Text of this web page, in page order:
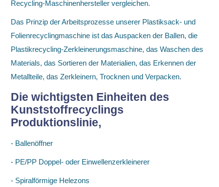
Recycling-Maschinenhersteller vergleichen.
Das Prinzip der Arbeitsprozesse unserer Plastiksack- und
Folienrecyclingmaschine ist das Auspacken der Ballen, die
Plastikrecycling-Zerkleinerungsmaschine, das Waschen des
Materials, das Sortieren der Materialien, das Erkennen der
Metallteile, das Zerkleinern, Trocknen und Verpacken.
Die wichtigsten Einheiten des
Kunststoffrecyclings
Produktionslinie,
- Ballenöffner
- PE/PP Doppel- oder Einwellenzerkleinerer
- Spiralförmige Helezons